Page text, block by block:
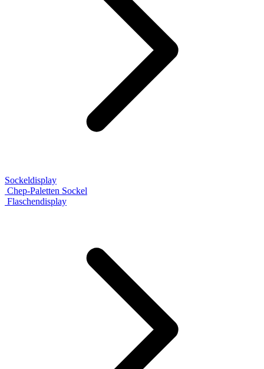
Sockeldisplay
Chep-Paletten Sockel
Flaschendisplay